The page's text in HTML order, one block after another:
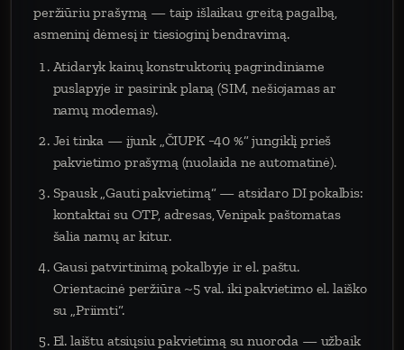
peržiūriu prašymą — taip išlaikau greitą pagalbą,
asmeninį dėmesį ir tiesioginį bendravimą.
Atidaryk kainų konstruktorių pagrindiniame
puslapyje ir pasirink planą (SIM, nešiojamas ar
namų modemas).
Jei tinka — įjunk „ČIUPK −40 %“ jungiklį prieš
pakvietimo prašymą (nuolaida ne automatinė).
Spausk „Gauti pakvietimą“ — atsidaro DI pokalbis:
kontaktai su OTP, adresas, Venipak paštomatas
šalia namų ar kitur.
Gausi patvirtinimą pokalbyje ir el. paštu.
Orientacinė peržiūra ~5 val. iki pakvietimo el. laiško
su „Priimti“.
El. laištu atsiųsiu pakvietimą su nuoroda — užbaik